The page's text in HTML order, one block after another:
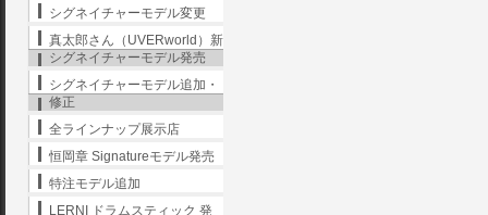
シグネイチャーモデル変更
真太郎さん（UVERworld）新
シグネイチャーモデル発売
シグネイチャーモデル追加・
修正
全ラインナップ展示店
恒岡章 Signatureモデル発売
特注モデル追加
LERNI ドラムスティック 発